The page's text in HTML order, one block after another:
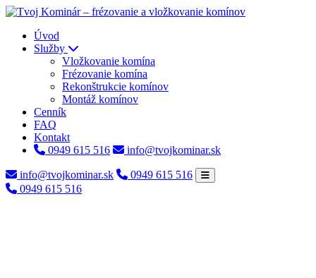
Úvod
Služby
Vložkovanie komína
Frézovanie komína
Rekonštrukcie komínov
Montáž komínov
Cenník
FAQ
Kontakt
0949 615 516
info@tvojkominar.sk
info@tvojkominar.sk
0949 615 516
0949 615 516